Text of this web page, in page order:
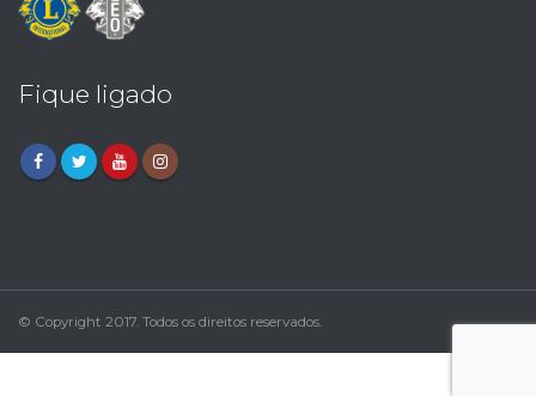
Fique ligado
© Copyright 2017. Todos os direitos reservados.